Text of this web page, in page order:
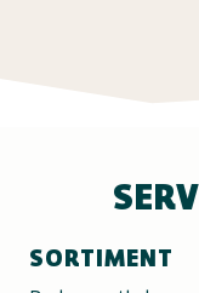
SORTIMENT